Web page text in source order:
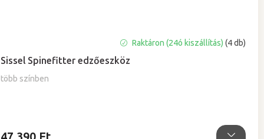
Sissel Spinefitter edzőeszköz
több színben
termék
átlagos
értékelése
Raktáron (24ó kiszállítás)(4 db)